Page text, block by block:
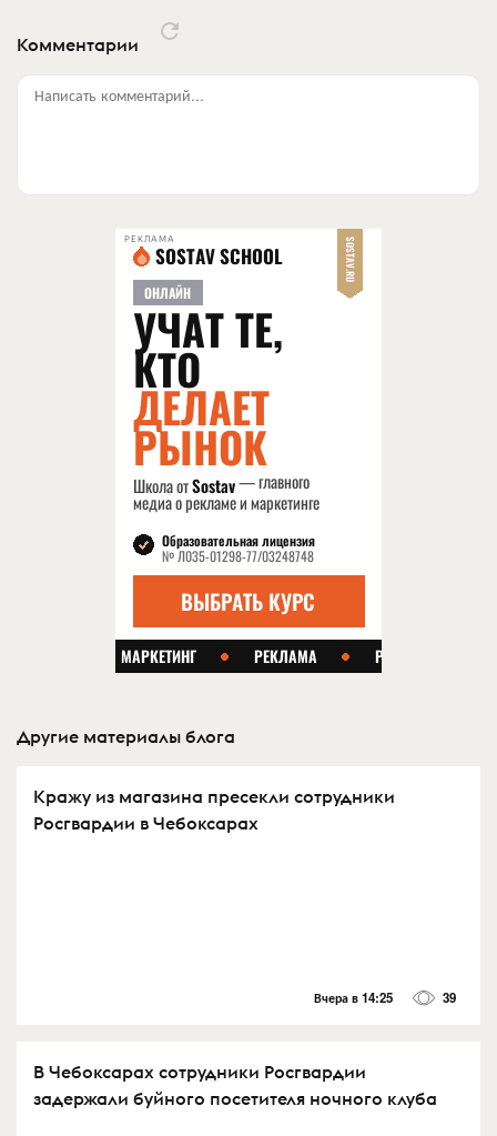
Комментарии
Написать комментарий...
РЕКЛАМА
Другие материалы блога
Кражу из магазина пресекли сотрудники
Росгвардии в Чебоксарах
Вчера в 14:25 39
В Чебоксарах сотрудники Росгвардии
задержали буйного посетителя ночного клуба